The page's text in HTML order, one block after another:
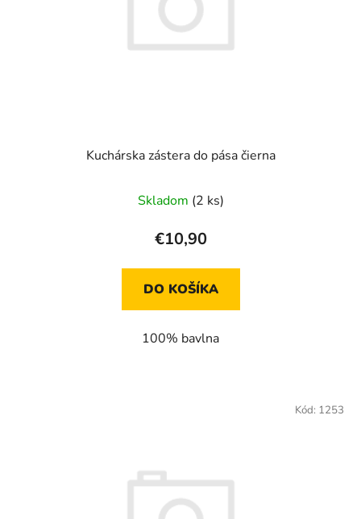
Kuchárska zástera do pása čierna
Skladom (2 ks)
€10,90
DO KOŠÍKA
100% bavlna
Kód: 1253